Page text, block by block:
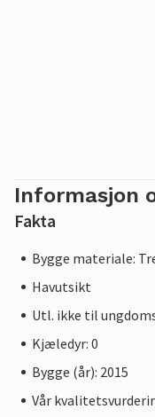
Informasjon
Fakta
Bygge materiale:
Havutsikt
Utl. ikke til
Kjæledyr: 0
Bygge (år): 2015
Vår